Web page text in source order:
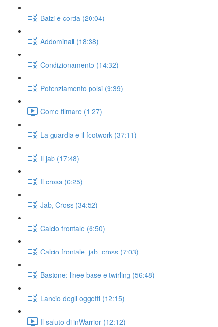
Balzi e corda (20:04)
Addominali (18:38)
Condizionamento (14:32)
Potenziamento polsi (9:39)
Come filmare (1:27)
La guardia e il footwork (37:11)
Il jab (17:48)
Il cross (6:25)
Jab, Cross (34:52)
Calcio frontale (6:50)
Calcio frontale, jab, cross (7:03)
Bastone: linee base e twirling (56:48)
Lancio degli oggetti (12:15)
Il saluto di inWarrior (12:12)